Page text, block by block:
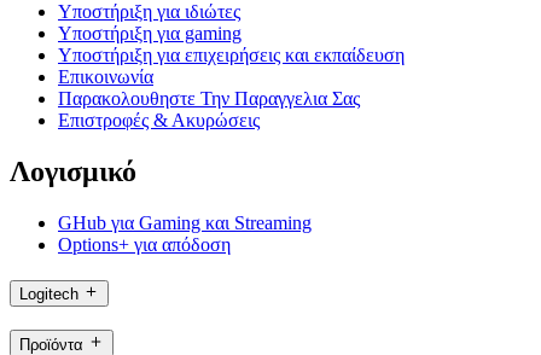
Υποστήριξη για ιδιώτες
Υποστήριξη για gaming
Υποστήριξη για επιχειρήσεις και εκπαίδευση
Επικοινωνία
Παρακολουθηστε Την Παραγγελια Σας
Επιστροφές & Ακυρώσεις
Λογισμικό
GHub για Gaming και Streaming
Options+ για απόδοση
Logitech
Προϊόντα